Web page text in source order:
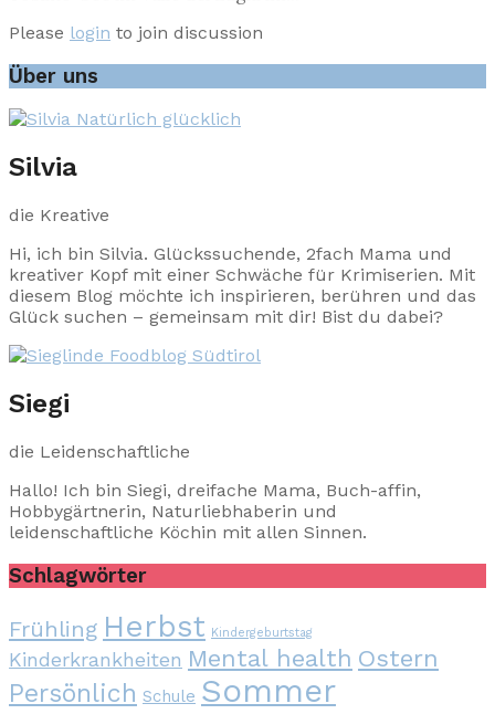
Please login to join discussion
Über uns
Silvia
die Kreative
Hi, ich bin Silvia. Glückssuchende, 2fach Mama und
kreativer Kopf mit einer Schwäche für Krimiserien. Mit
diesem Blog möchte ich inspirieren, berühren und das
Glück suchen – gemeinsam mit dir! Bist du dabei?
Siegi
die Leidenschaftliche
Hallo! Ich bin Siegi, dreifache Mama, Buch-affin,
Hobbygärtnerin, Naturliebhaberin und
leidenschaftliche Köchin mit allen Sinnen.
Schlagwörter
Frühling Herbst Kindergeburtstag
Kinderkrankheiten Mental health Ostern
Persönlich Schule Sommer